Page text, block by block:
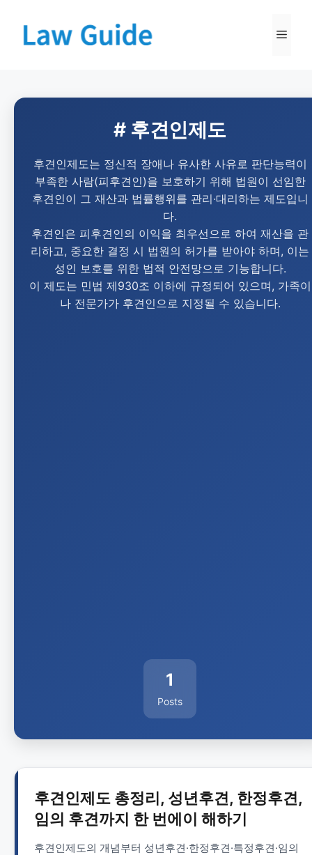
# 후견인제도
후견인제도는 정신적 장애나 유사한 사유로 판단능력이
부족한 사람(피후견인)을 보호하기 위해 법원이 선임한
후견인이 그 재산과 법률행위를 관리·대리하는 제도입니
다.
후견인은 피후견인의 이익을 최우선으로 하여 재산을 관
리하고, 중요한 결정 시 법원의 허가를 받아야 하며, 이는
성인 보호를 위한 법적 안전망으로 기능합니다.
이 제도는 민법 제930조 이하에 규정되어 있으며, 가족이
나 전문가가 후견인으로 지정될 수 있습니다.
1
Posts
후견인제도 총정리, 성년후견, 한정후견,
임의 후견까지 한 번에이 해하기
후견인제도의 개념부터 성년후견·한정후견·특정후견·임의